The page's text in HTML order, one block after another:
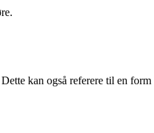
kan også referere til en